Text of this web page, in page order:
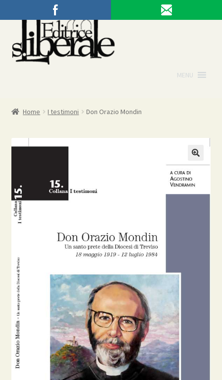
Vai
alla
navigazione
Vai
contenuto
MENU
Home I testimoni Don Orazio Mondin